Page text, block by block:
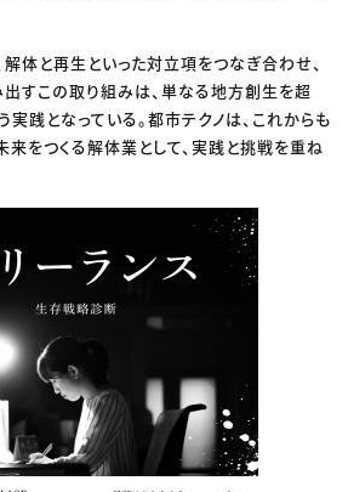
体と再生といった対立項をつなぎ合わせ、
すこの取り組みは、単なる地方創生を超
践となっている。都市テクノは、これからも
来をつくる解体業として、実践と挑戦を重ね